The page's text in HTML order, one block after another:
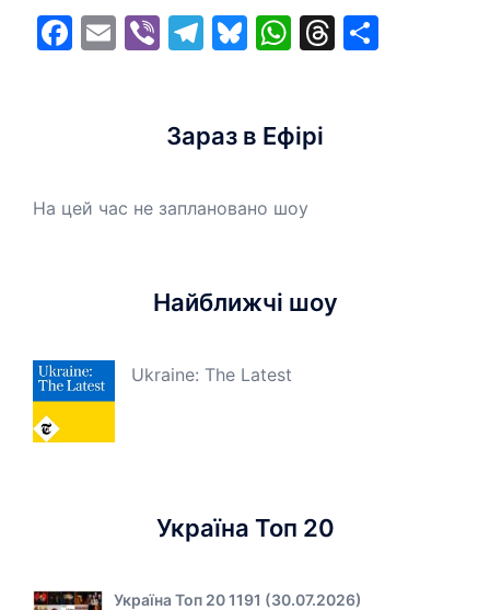
Facebook
EmailViberTelegram
Bluesky
WhatsApp
Threads
Зараз в Ефірі
На цей час не заплановано шоу
Найближчі шоу
Ukraine: The Latest
Україна Топ 20
Україна Топ 20 1191 (30.07.2026)